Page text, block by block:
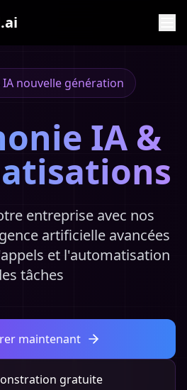
nouvelle génération
IA &
entreprise avec nos
artificielle avancées
et l'automatisation
tâches
maintenant
gratuite